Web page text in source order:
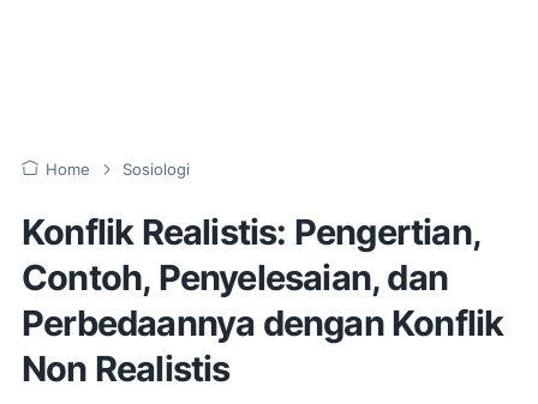
Home Sosiologi
Konflik Realistis: Pengertian,
Contoh, Penyelesaian, dan
Perbedaannya dengan Konflik
Non Realistis